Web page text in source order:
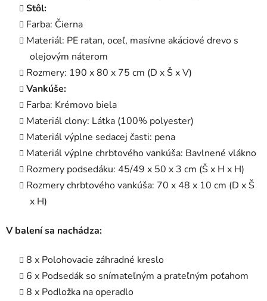
Stôl:
Farba: Čierna
Materiál: PE ratan, oceľ, masívne akáciové drevo s
olejovým náterom
Rozmery: 190 x 80 x 75 cm (D x Š x V)
Vankúše:
Farba: Krémovo biela
Materiál clony: Látka (100% polyester)
Materiál výplne sedacej časti: pena
Materiál výplne chrbtového vankúša: Bavlnené vlákno
Rozmery podsedáku: 45/49 x 50 x 3 cm (Š x H x H)
Rozmery chrbtového vankúša: 70 x 48 x 10 cm (D x Š
x H)
V balení sa nachádza:
8 x Polohovacie záhradné kreslo
6 x Podsedák so snímateľným a prateľným poťahom
8 x Podložka na operadlo